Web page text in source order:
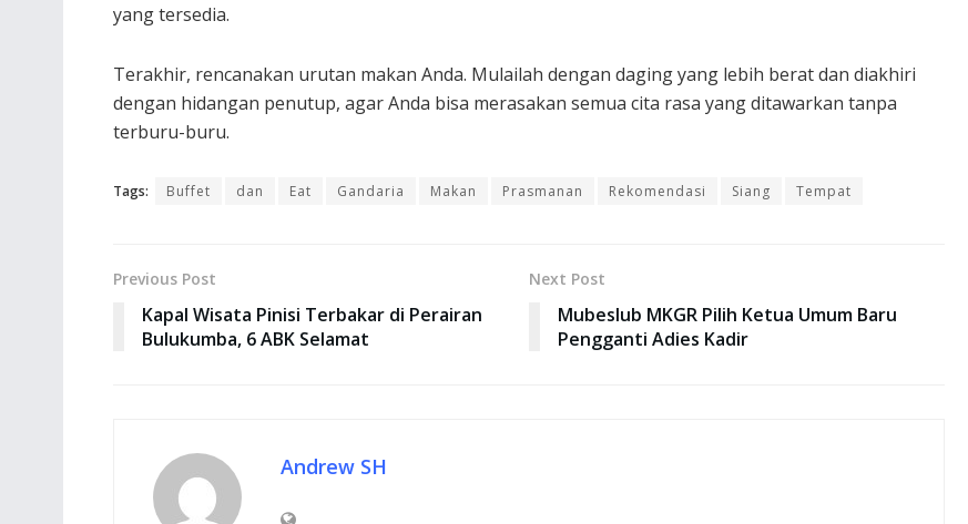
yang tersedia.
Terakhir, rencanakan urutan makan Anda. Mulailah dengan daging yang lebih berat dan diakhiri
dengan hidangan penutup, agar Anda bisa merasakan semua cita rasa yang ditawarkan tanpa
terburu-buru.
Tags: Buffet dan Eat Gandaria Makan Prasmanan Rekomendasi Siang Tempat
Previous Post
Kapal Wisata Pinisi Terbakar di Perairan
Bulukumba, 6 ABK Selamat
Next Post
Mubeslub MKGR Pilih Ketua Umum Baru
Pengganti Adies Kadir
Andrew SH